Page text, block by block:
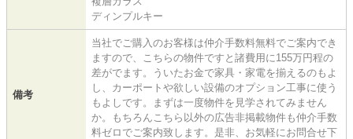
ディンプルキー
備考
当社でご購入のお客様は仲介手数料無料でご案内でき
ますので、こちらの物件ですと諸費用に155万円程の
差がでます。ういたお金で家具・家電を揃えるのもよ
し、カーポートや欲しい設備のオプション工事に使う
もよしです。まずは一度物件を見学されてみません
か。もちろんこちら以外の広告非掲載物件も仲介手数
料ゼロでご案内致します。是非、お気軽にお問合せ下